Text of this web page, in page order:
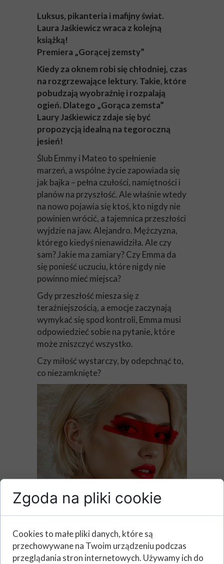
Luksus, pikanteria i mafijny świat.
Laura Jaśkiewicz wraca z kolejną
książką!
Premiera „Gorącej zemsty”
Kiedy za oknem robi się chłodniej, czas
na rozgrzewające lektury. Takie, które
pobudzają wyobraźnię i rozpalają
ogień. Dlatego „Gorąca zemsta”
Laury Jaśkiewicz zdaje się być
propozycją idealną na tegoroczną
jesień!
Ślub Emmy i Mateo to spełnienie
marzeń, a wspólne życie zapowiada się
jak bajka – pełna czułości, namiętności i
planów na przyszłość. Ale właśnie wtedy
na nowo pojawia się ktoś, kto nigdy nie
powinien wrócić, a tajemnica przeszłości
wyjdzie na jaw. Alejandro. Mężczyzna,
którego kiedyś nienawidziła. Ale czy
sam? Jakie ma zamiary? Czy Emma da
się ponieść uczuciu, które nigdy nie
powinno mieć miejsca?
Gdy przeszłość miesza się z
teraźniejszością, a emocje zaczynają
wymykać się spod kontroli, Emma musi
odpowiedzieć sobie na pytanie, które
może zniszczyć wszystko.
Czy miłość wystarczy, by odepchnąć to,
co niezamknięte?
Zgoda na pliki cookie
Cookies to małe pliki danych, które są
przechowywane na Twoim urządzeniu podczas
przeglądania stron internetowych. Używamy ich do